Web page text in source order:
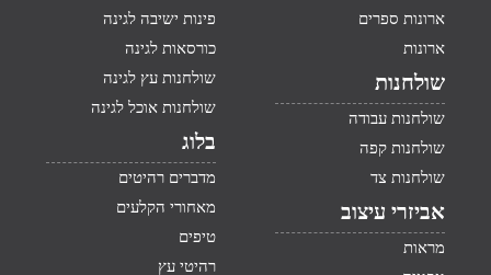
ארונות ספרים
ארונות
שולחנות
שולחנות עבודה
שולחנות קפה
שולחנות צד
אביזרי עיצוב
מראות
פינות ישיבה לגינה
כורסאות לגינה
שולחנות עץ לגינה
שולחנות אוכל לגינה
בלוג
מדברים רהיטים
מאחורי הקלעים
טיפים
רהיטי עץ